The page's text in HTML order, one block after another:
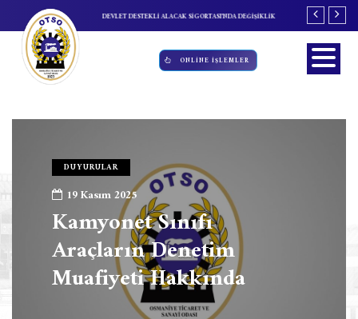
KURULU TOPLANTISI DEVLET DESTEKLİ ALACAK SİGORTASI'NDA DEĞİŞİKLİK ÖZBEKİSTAN
ONLİNE İŞLEMLER
DUYURULAR
19 Kasım 2025
Kamyonet Sınıfı
Araçların Denetim
Muafiyeti Hakkında